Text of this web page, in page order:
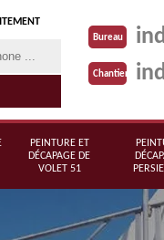
Bureau
Chantier
PEINTURE ET
DÉCAPAGE DE
VOLET 51